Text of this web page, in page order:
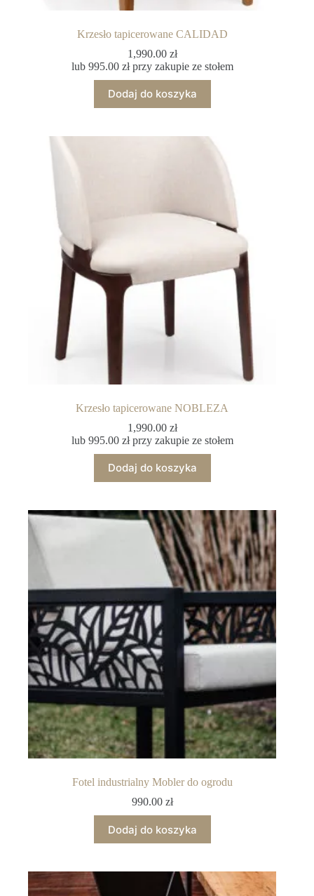
Krzesło tapicerowane CALIDAD
1,990.00 zł
lub 995.00 złprzy zakupie ze stołem
Dodaj do koszyka
Krzesło tapicerowane NOBLEZA
1,990.00 zł
lub 995.00 złprzy zakupie ze stołem
Dodaj do koszyka
Fotel industrialny Mobler do ogrodu
990.00 zł
Dodaj do koszyka